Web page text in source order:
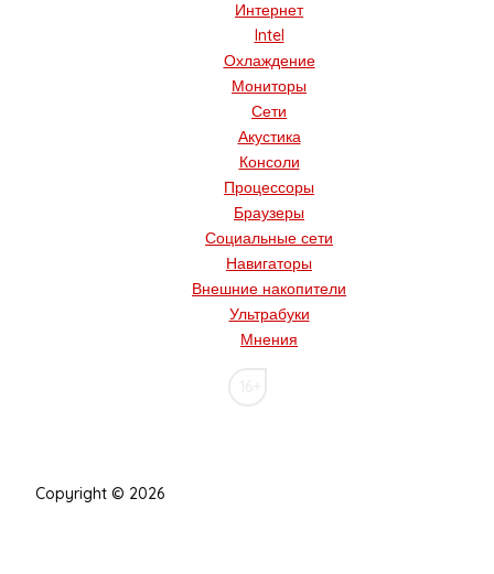
Интернет
Intel
Охлаждение
Мониторы
Сети
Акустика
Консоли
Процессоры
Браузеры
Социальные сети
Навигаторы
Внешние накопители
Ультрабуки
Мнения
Copyright © 2026